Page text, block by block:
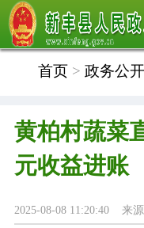
首页> 政务公开
黄柏村蔬菜
元收益进账
2025-08-08 11:20:40 来